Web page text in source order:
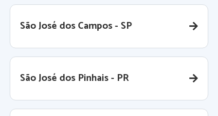
São José dos Campos - SP
São José dos Pinhais - PR